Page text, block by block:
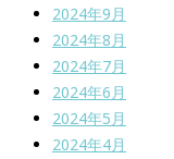
2024年9月
2024年8月
2024年7月
2024年6月
2024年5月
2024年4月